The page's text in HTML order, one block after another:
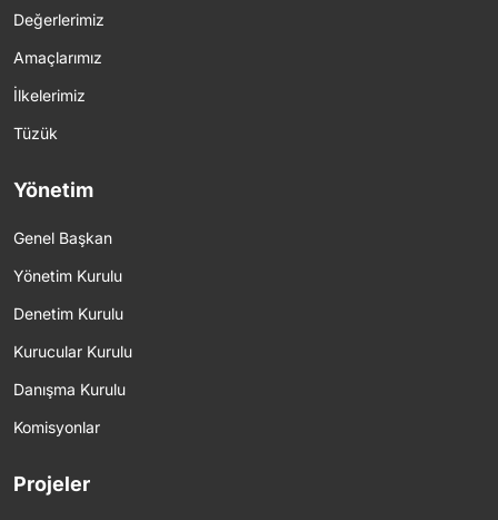
Değerlerimiz
Amaçlarımız
İlkelerimiz
Tüzük
Yönetim
Genel Başkan
Yönetim Kurulu
Denetim Kurulu
Kurucular Kurulu
Danışma Kurulu
Komisyonlar
Projeler